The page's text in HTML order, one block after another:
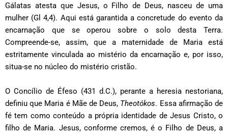
Gálatas atesta que Jesus, o Filho de Deus, nasceu de uma
mulher (Gl 4,4). Aqui está garantida a concretude do evento da
encarnação que se operou sobre o solo desta Terra.
Compreende-se, assim, que a maternidade de Maria está
estritamente vinculada ao mistério da encarnação e, por isso,
situa-se no núcleo do mistério cristão.
O Concílio de Éfeso (431 d.C.), perante a heresia nestoriana,
definiu que Maria é Mãe de Deus, Theotókos. Essa afirmação de
fé tem como conteúdo a própria identidade de Jesus Cristo, o
filho de Maria. Jesus, conforme cremos, é o Filho de Deus, a